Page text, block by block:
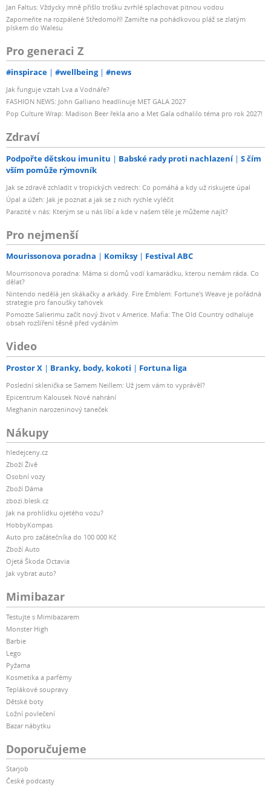
Jan Faltus: Vždycky mně přišlo trošku zvrhlé splachovat pitnou vodou
Zapomeňte na rozpálené Středomoří! Zamiřte na pohádkovou pláž se zlatým
pískem do Walesu
Pro generaci Z
#inspirace #wellbeing #news
Jak funguje vztah Lva a Vodnáře?
FASHION NEWS: John Galliano headlinuje MET GALA 2027
Pop Culture Wrap: Madison Beer řekla ano a Met Gala odhalilo téma pro rok 2027!
Zdraví
Podpořte dětskou imunitu Babské rady proti nachlazení
S čím
vším pomůže rýmovník
Jak se zdravě zchladit v tropických vedrech: Co pomáhá a kdy už riskujete úpal
Úpal a úžeh: Jak je poznat a jak se z nich rychle vyléčit
Parazité v nás: Kterým se u nás líbí a kde v našem těle je můžeme najít?
Pro nejmenší
Mourissonova poradna Komiksy Festival ABC
Mourrisonova poradna: Máma si domů vodí kamarádku, kterou nemám ráda. Co
dělat?
Nintendo nedělá jen skákačky a arkády. Fire Emblem: Fortune's Weave je pořádná
strategie pro fanoušky tahovek
Pomozte Salierimu začít nový život v Americe. Mafia: The Old Country odhaluje
obsah rozšíření těsně před vydáním
Video
Prostor X Branky, body, kokoti Fortuna liga
Poslední sklenička se Samem Neillem: Už jsem vám to vyprávěl?
Epicentrum Kalousek Nové nahrání
Meghanin narozeninový taneček
Nákupy
hledejceny.cz
Zboží Živě
Osobní vozy
Zboží Dáma
zbozi.blesk.cz
Jak na prohlídku ojetého vozu?
HobbyKompas
Auto pro začátečníka do 100 000 Kč
Zboží Auto
Ojetá Škoda Octavia
Jak vybrat auto?
Mimibazar
Testujte s Mimibazarem
Monster High
Barbie
Lego
Pyžama
Kosmetika a parfémy
Teplákové soupravy
Dětské boty
Ložní povlečení
Bazar nábytku
Doporučujeme
Starjob
České podcasty